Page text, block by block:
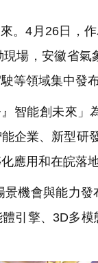
。4月26日，
場，安徽省
等領域集中發
智能創未來」
企業、新型研
應用和在皖落地
機會與能力發
引擎、3D多